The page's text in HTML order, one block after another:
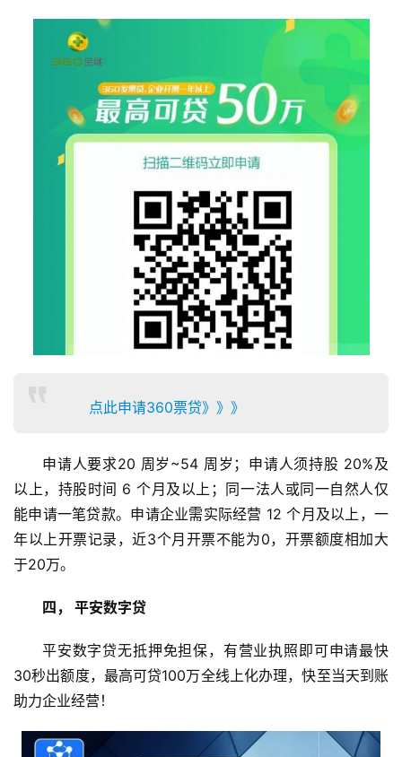
点此申请360票贷》》》
申请人要求20 周岁~54 周岁；申请人须持股 20%及
以上，持股时间 6 个月及以上；同一法人或同一自然人仅
能申请一笔贷款。申请企业需实际经营 12 个月及以上，一
年以上开票记录，近3个月开票不能为0，开票额度相加大
于20万。
四， 平安数字贷
平安数字贷无抵押免担保，有营业执照即可申请最快
30秒出额度，最高可贷100万全线上化办理，快至当天到账
助力企业经营！